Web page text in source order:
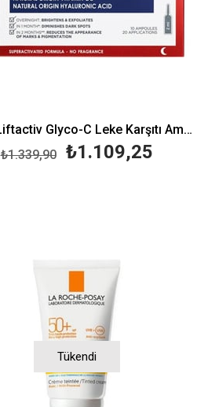
Vichy Liftactiv Glyco-C Leke Karşıtı Ampul 10X2 ml
₺1.109,25
₺1.339,90
Tükendi